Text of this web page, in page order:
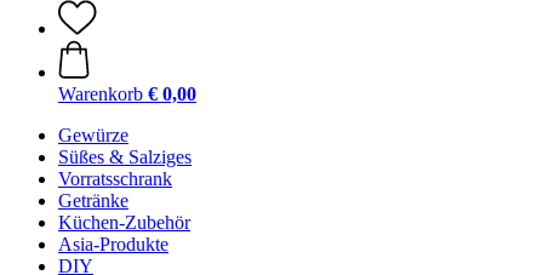
Warenkorb € 0,00
Gewürze
Süßes & Salziges
Vorratsschrank
Getränke
Küchen-Zubehör
Asia-Produkte
DIY